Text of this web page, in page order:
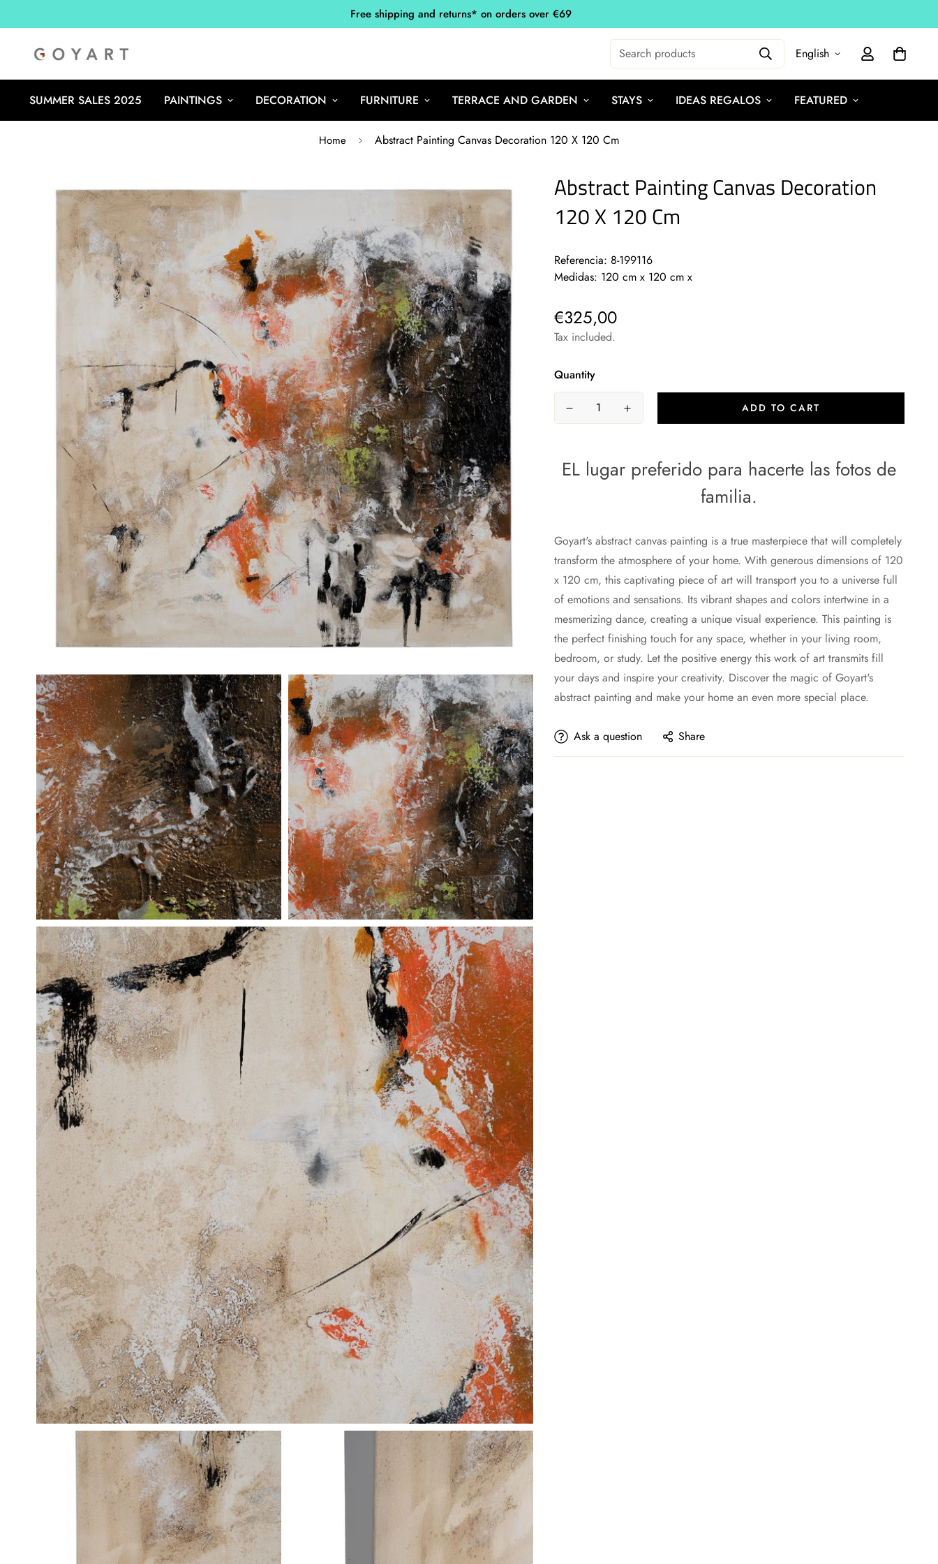
Free shipping and returns* on orders over €69
Search products English
SUMMER SALES 2025 PAINTINGS DECORATION FURNITURE TERRACE AND GARDEN STAYS IDEAS REGALOS FEATURED
Home Abstract Painting Canvas Decoration 120 X 120 Cm
Abstract Painting Canvas Decoration
120 X 120 Cm
Referencia: 8-199116
Medidas: 120 cm x 120 cm x
€325,00
Tax included.
Quantity
ADD TO CART
EL lugar preferido para hacerte las fotos de
familia.
Goyart's abstract canvas painting is a true masterpiece that will completely
transform the atmosphere of your home. With generous dimensions of 120
x 120 cm, this captivating piece of art will transport you to a universe full
of emotions and sensations. Its vibrant shapes and colors intertwine in a
mesmerizing dance, creating a unique visual experience. This painting is
the perfect finishing touch for any space, whether in your living room,
bedroom, or study. Let the positive energy this work of art transmits fill
your days and inspire your creativity. Discover the magic of Goyart's
abstract painting and make your home an even more special place.
Ask a question Share